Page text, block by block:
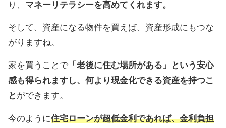
り、 マネーリテラシーを高めてくれます。
そして、資産になる物件を買えば、資産形成にもつな
がりますね。
家を買うことで 「老後に住む場所がある」という安心
感も得られますし、何より現金化できる資産を持つこ
と ができます。
今のように住宅ローンが超低金利であれば、金利負担